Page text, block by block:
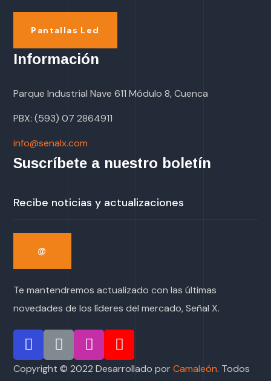
Pantallas Led
Información
Parque Industrial Nave 611 Módulo 8, Cuenca
PBX: (593) 07 2864911
info@senalx.com
Suscríbete a nuestro boletín
Te mantendremos actualizado con las últimas
novedades de los líderes del mercado, Señal X.
Copyright © 2022 Desarrollado porCamaleón. Todos